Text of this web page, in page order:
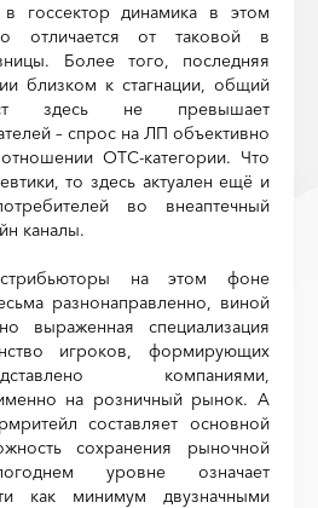
госсектор динамика в этом
отличается от таковой в
Более того, последняя
близком к стагнации, общий
здесь не превышает
– спрос на ЛП объективно
ОТС-категории. Что
то здесь актуален ещё и
во внеаптечный
каналы.
на этом фоне
разнонаправленно, виной
выраженная специализация
игроков, формирующих
компаниями,
на розничный рынок. А
составляет основной
сохранения рыночной
уровне означает
как минимум двузначными